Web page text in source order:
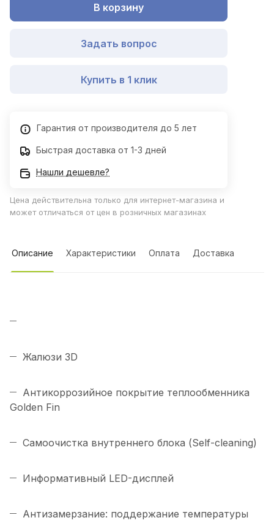
В корзину
Задать вопрос
Купить в 1 клик
Гарантия от производителя до 5 лет
Быстрая доставка от 1-3 дней
Нашли дешевле?
Цена действительна только для интернет-магазина и
может отличаться от цен в розничных магазинах
Описание Характеристики Оплата Доставка
Жалюзи 3D
Антикоррозийное покрытие теплообменника
Golden Fin
Самоочистка внутреннего блока (Self-cleaning)
Информативный LED-дисплей
Антизамерзание: поддержание температуры